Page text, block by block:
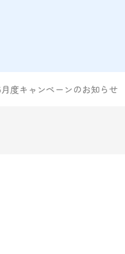
度キャンペーンのお知らせ